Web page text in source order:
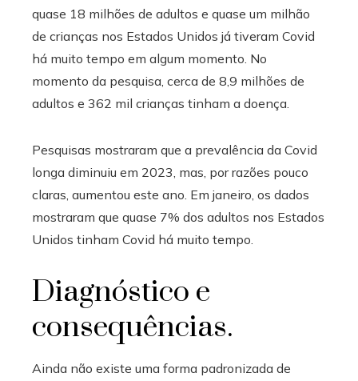
quase 18 milhões de adultos e quase um milhão
de crianças nos Estados Unidos já tiveram Covid
há muito tempo em algum momento. No
momento da pesquisa, cerca de 8,9 milhões de
adultos e 362 mil crianças tinham a doença.
Pesquisas mostraram que a prevalência da Covid
longa diminuiu em 2023, mas, por razões pouco
claras, aumentou este ano. Em janeiro, os dados
mostraram que quase 7% dos adultos nos Estados
Unidos tinham Covid há muito tempo.
Diagnóstico e
consequências.
Ainda não existe uma forma padronizada de